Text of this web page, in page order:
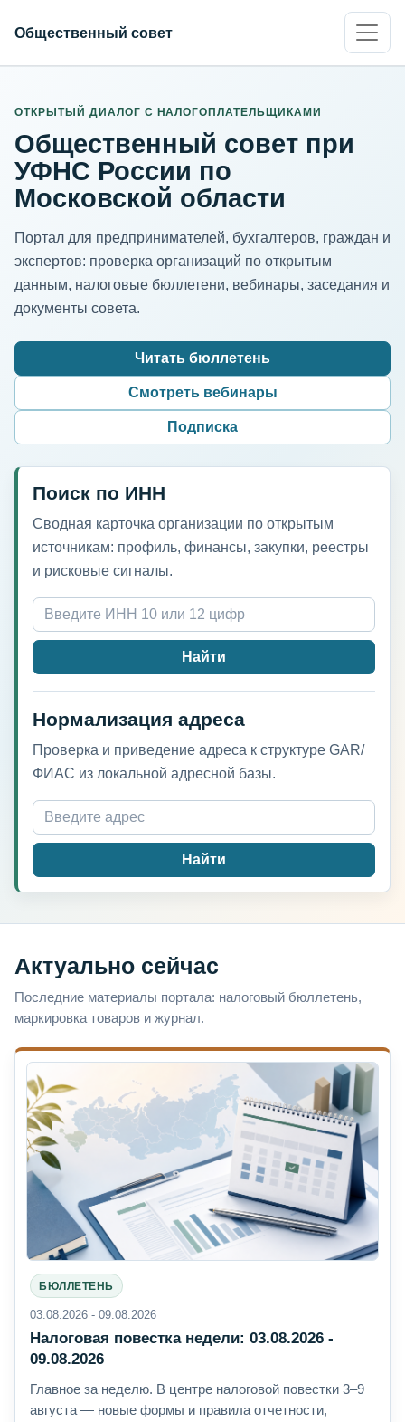
Общественный совет
ОТКРЫТЫЙ ДИАЛОГ С НАЛОГОПЛАТЕЛЬЩИКАМИ
Общественный совет при
УФНС России по
Московской области
Портал для предпринимателей, бухгалтеров, граждан и
экспертов: проверка организаций по открытым
данным, налоговые бюллетени, вебинары, заседания и
документы совета.
Читать бюллетень
Смотреть вебинары
Подписка
Поиск по ИНН
Сводная карточка организации по открытым
источникам: профиль, финансы, закупки, реестры
и рисковые сигналы.
ИНН организации
Найти
Нормализация адреса
Проверка и приведение адреса к структуре GAR/
ФИАС из локальной адресной базы.
Адрес для нормализации
Найти
Актуально сейчас
Последние материалы портала: налоговый бюллетень,
маркировка товаров и журнал.
БЮЛЛЕТЕНЬ
03.08.2026 - 09.08.2026
Налоговая повестка недели: 03.08.2026 -
09.08.2026
Главное за неделю. В центре налоговой повестки 3–9
августа — новые формы и правила отчетности,